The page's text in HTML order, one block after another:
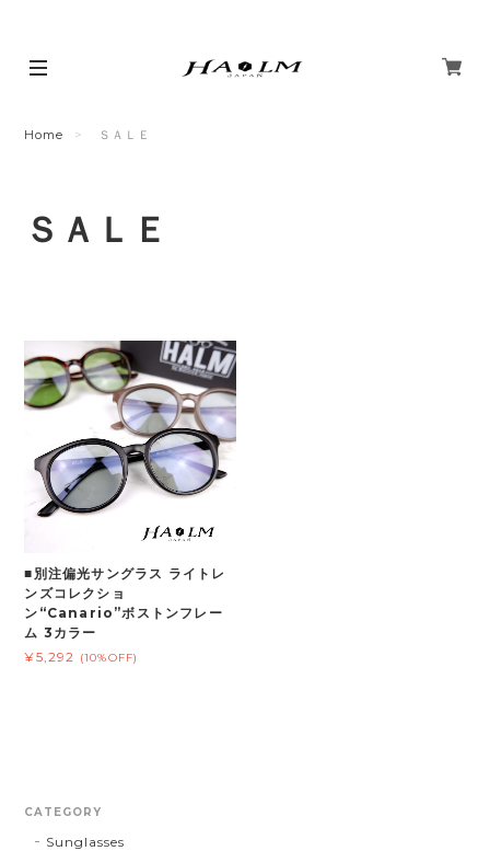
Home ＳＡＬＥ
ＳＡＬＥ
■別注偏光サングラス ライトレ
ンズコレクショ
ン“Canario”ボストンフレー
ム 3カラー
¥5,292
(10%OFF)
CATEGORY
Sunglasses